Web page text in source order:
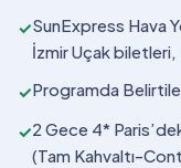
✓SunExpress Hava
İzmir Uçak
✓Programda
✓2 Gece 4*
(Tam Kahvaltı-